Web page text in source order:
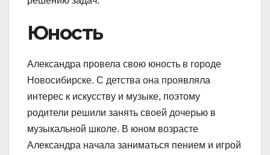
Юность
Александра провела свою юность в городе
Новосибирске. С детства она проявляла
интерес к искусству и музыке, поэтому
родители решили занять своей дочерью в
музыкальной школе. В юном возрасте
Александра начала заниматься пением и игрой